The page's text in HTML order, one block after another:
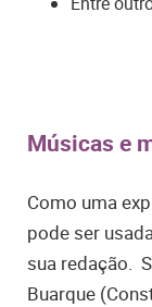
Músicas e
Como uma
pode ser
sua redação.
Buarque